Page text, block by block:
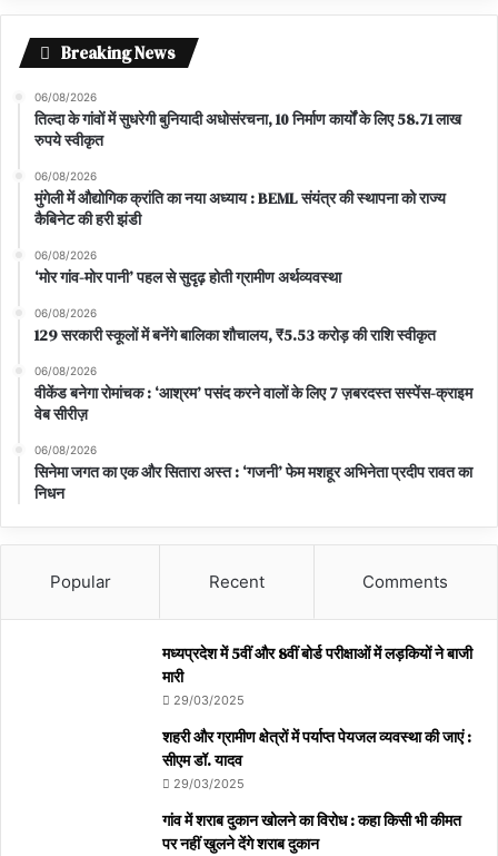
Breaking News
06/08/2026
तिल्दा के गांवों में सुधरेगी बुनियादी अधोसंरचना, 10 निर्माण कार्यों के लिए 58.71 लाख
रुपये स्वीकृत
06/08/2026
मुंगेली में औद्योगिक क्रांति का नया अध्याय : BEML संयंत्र की स्थापना को राज्य
कैबिनेट की हरी झंडी
06/08/2026
‘मोर गांव-मोर पानी’ पहल से सुदृढ़ होती ग्रामीण अर्थव्यवस्था
06/08/2026
129 सरकारी स्कूलों में बनेंगे बालिका शौचालय, ₹5.53 करोड़ की राशि स्वीकृत
06/08/2026
वीकेंड बनेगा रोमांचक : ‘आश्रम’ पसंद करने वालों के लिए 7 ज़बरदस्त सस्पेंस-क्राइम
वेब सीरीज़
06/08/2026
सिनेमा जगत का एक और सितारा अस्त : ‘गजनी’ फेम मशहूर अभिनेता प्रदीप रावत का
निधन
Popular Recent Comments
मध्यप्रदेश में 5वीं और 8वीं बोर्ड परीक्षाओं में लड़कियों ने बाजी
मारी
29/03/2025
शहरी और ग्रामीण क्षेत्रों में पर्याप्त पेयजल व्यवस्था की जाएं :
सीएम डॉ. यादव
29/03/2025
गांव में शराब दुकान खोलने का विरोध : कहा किसी भी कीमत
पर नहीं खुलने देंगे शराब दुकान